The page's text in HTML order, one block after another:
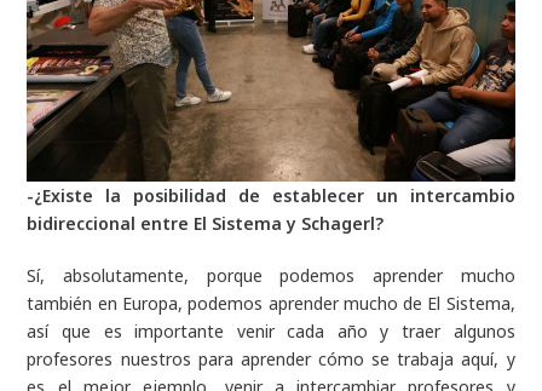
-¿Existe la posibilidad de establecer un intercambio
bidireccional entre El Sistema y Schagerl?
Sí, absolutamente, porque podemos aprender mucho
también en Europa, podemos aprender mucho de El Sistema,
así que es importante venir cada año y traer algunos
profesores nuestros para aprender cómo se trabaja aquí, y